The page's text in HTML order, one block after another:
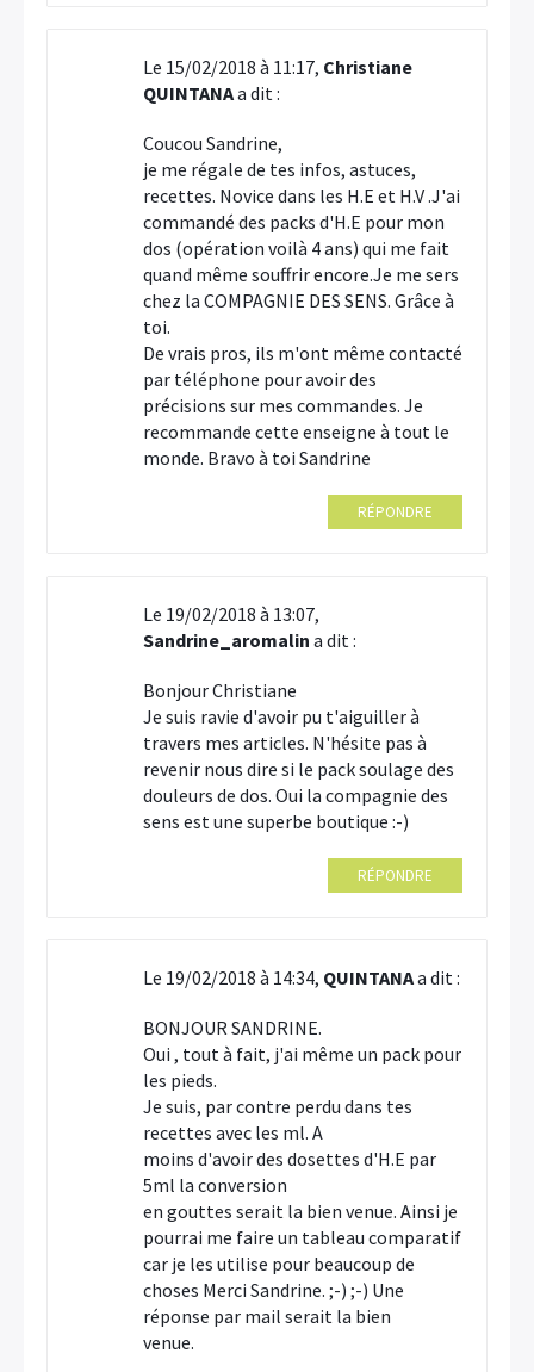
Le 15/02/2018 à 11:17, Christiane
QUINTANAa dit :
Coucou Sandrine,
je me régale de tes infos, astuces,
recettes. Novice dans les H.E et H.V .J'ai
commandé des packs d'H.E pour mon
dos (opération voilà 4 ans) qui me fait
quand même souffrir encore.Je me sers
chez la COMPAGNIE DES SENS. Grâce à
toi.
De vrais pros, ils m'ont même contacté
par téléphone pour avoir des
précisions sur mes commandes. Je
recommande cette enseigne à tout le
monde. Bravo à toi Sandrine
RÉPONDRE
Le 19/02/2018 à 13:07,
Sandrine_aromalin a dit :
Bonjour Christiane
Je suis ravie d'avoir pu t'aiguiller à
travers mes articles. N'hésite pas à
revenir nous dire si le pack soulage des
douleurs de dos. Oui la compagnie des
sens est une superbe boutique :-)
RÉPONDRE
Le 19/02/2018 à 14:34, QUINTANAa dit :
BONJOUR SANDRINE.
Oui , tout à fait, j'ai même un pack pour
les pieds.
Je suis, par contre perdu dans tes
recettes avec les ml. A
moins d'avoir des dosettes d'H.E par
5ml la conversion
en gouttes serait la bien venue. Ainsi je
pourrai me faire un tableau comparatif
car je les utilise pour beaucoup de
choses Merci Sandrine. ;-) ;-) Une
réponse par mail serait la bien
venue.